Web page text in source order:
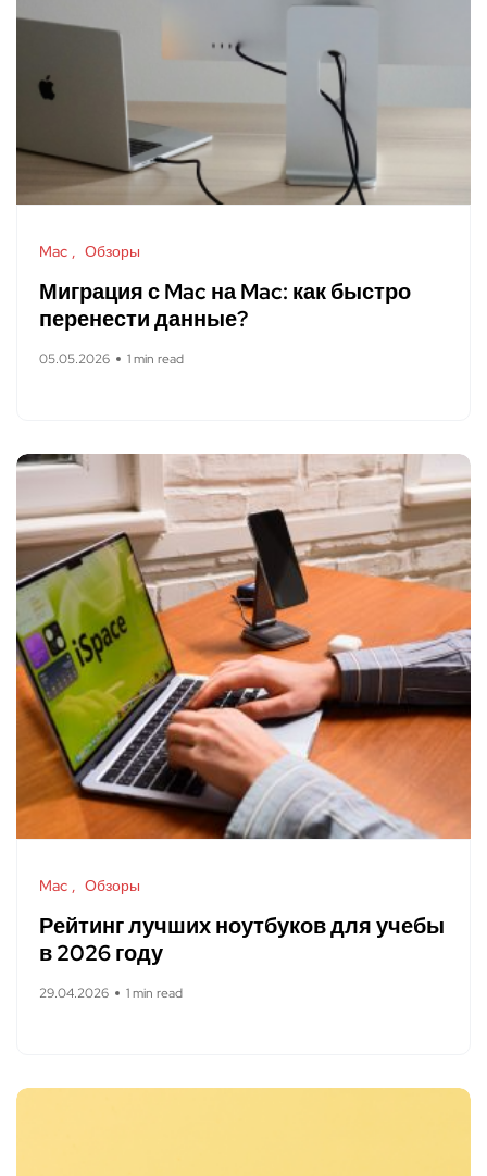
Mac Обзоры
Миграция с Mac на Mac: как быстро
перенести данные?
05.05.2026 1 min read
Mac Обзоры
Рейтинг лучших ноутбуков для учебы
в 2026 году
29.04.2026 1 min read